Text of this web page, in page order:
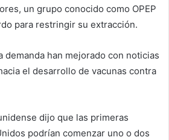
un grupo conocido como OPEP
para restringir su extracción.
demanda han mejorado con noticias
el desarrollo de vacunas contra
dijo que las primeras
podrían comenzar uno o dos